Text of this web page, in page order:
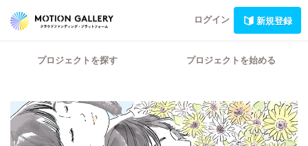
ログイン 新規登録
プロジェクトを探す プロジェクトを始める